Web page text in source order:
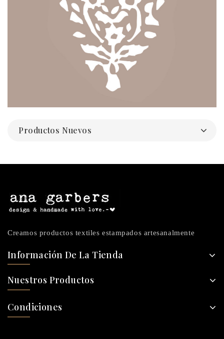
Productos Nuevos
Creamos productos textiles estampados artesanalmente
Información De La Tienda
Nuestros Productos
Condiciones